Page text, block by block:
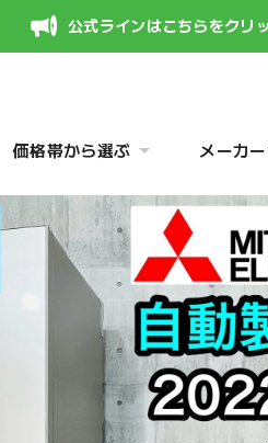
公式ラインはこちらをクリ
価格帯から選ぶ メーカ